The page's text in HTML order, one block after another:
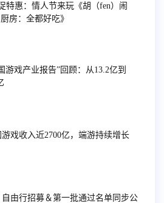
特惠：情人节来玩《胡（fen）闹
厨房：全都好吃》
游戏产业报告”回顾：从13.2亿到
游戏收入近2700亿，端游持续增长
自由行招募＆第一批通过名单同步公